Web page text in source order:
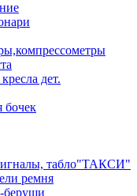
дет.
бочек
табло"ТАКСИ"
ремня
беруши